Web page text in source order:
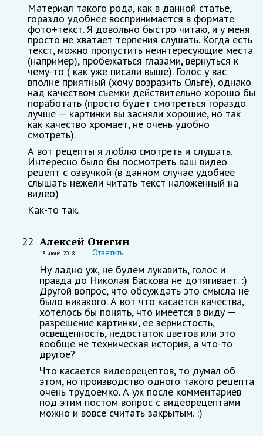
Материал такого рода, как в данной статье,
гораздо удобнее воспринимается в формате
фото+текст. Я довольно быстро читаю, и у меня
просто не хватает терпения слушать. Когда есть
текст, можно пропустить неинтересующие места
(например), пробежаться глазами, вернуться к
чему-то ( как уже писали выше). Голос у вас
вполне приятный (хочу возразить Ольге), однако
над качеством съемки действительно хорошо бы
поработать (просто будет смотреться гораздо
лучше — картинки вы засняли хорошие, но так
как качество хромает, не очень удобно
смотреть).
А вот рецепты я люблю смотреть и слушать.
Интересно было бы посмотреть ваш видео
рецепт с озвучкой (в данном случае удобнее
слышать нежели читать текст наложенный на
видео)
Как-то так.
22 Алексей Онегин
13 июня 2018 Ответить
Ну ладно уж, не будем лукавить, голос и
правда до Николая Баскова не дотягивает. :)
Другой вопрос, что обсуждать это смысла не
было никакого. А вот что касается качества,
хотелось бы понять, что имеется в виду —
разрешение картинки, ее зернистость,
освещенность, недостаток цветов или это
вообще не техническая история, а что-то
другое?
Что касается видеорецептов, то думал об
этом, но производство одного такого рецепта
очень трудоемко. А уж после комментариев
под этим постом вопрос с видеорецептами
можно и вовсе считать закрытым. :)